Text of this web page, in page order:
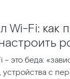
Wi-Fi: как
это беда:
с